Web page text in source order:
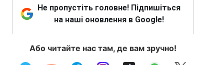
Не пропустіть головне! Підпишіться
на наші оновлення в Google!
Або читайте нас там, де вам зручно!